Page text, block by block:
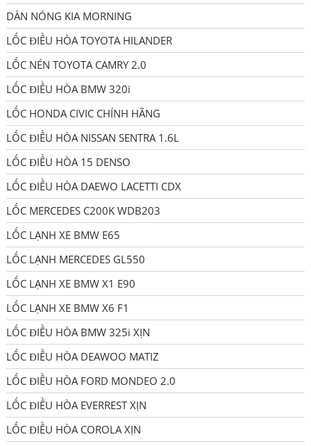
DÀN NÓNG KIA MORNING
LỐC ĐIỀU HÒA TOYOTA HILANDER
LỐC NÉN TOYOTA CAMRY 2.0
LỐC ĐIỀU HÒA BMW 320i
LỐC HONDA CIVIC CHÍNH HÃNG
LỐC ĐIỀU HÒA NISSAN SENTRA 1.6L
LỐC ĐIỀU HÒA 15 DENSO
LỐC ĐIỀU HÒA DAEWO LACETTI CDX
LỐC MERCEDES C200K WDB203
LỐC LẠNH XE BMW E65
LỐC LẠNH MERCEDES GL550
LỐC LẠNH XE BMW X1 E90
LỐC LẠNH XE BMW X6 F1
LỐC ĐIỀU HÒA BMW 325i XỊN
LỐC ĐIỀU HÒA DEAWOO MATIZ
LỐC ĐIỀU HÒA FORD MONDEO 2.0
LỐC ĐIỀU HÒA EVERREST XỊN
LỐC ĐIỀU HÒA COROLA XỊN